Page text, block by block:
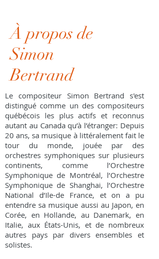
À propos de
Simon
Bertrand
Le compositeur Simon Bertrand s'est
distingué comme un des compositeurs
québécois les plus actifs et reconnus
autant au Canada qu’à l’étranger: Depuis
20 ans, sa musique à littéralement fait le
tour du monde, jouée par des
orchestres symphoniques sur plusieurs
continents, comme l’Orchestre
Symphonique de Montréal, l’Orchestre
Symphonique de Shanghai, l’Orchestre
National d’Ile-de France, et on a pu
entendre sa musique aussi au Japon, en
Corée, en Hollande, au Danemark, en
Italie, aux États-Unis, et de nombreux
autres pays par divers ensembles et
solistes.